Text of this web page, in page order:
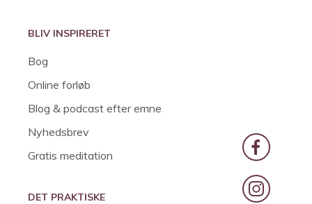
BLIV INSPIRERET
Bog
Online forløb
Blog & podcast efter emne
Nyhedsbrev
Gratis meditation
DET PRAKTISKE